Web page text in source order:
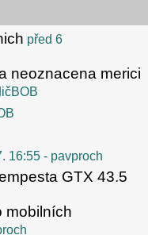
před 6
neoznacena merici
16:55 - pavproch
GTX 43.5
mobilních